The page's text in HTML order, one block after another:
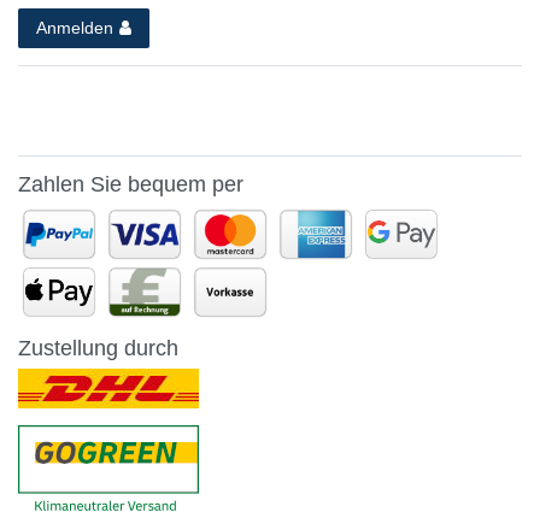
Anmelden
Zahlen Sie bequem per
Zustellung durch